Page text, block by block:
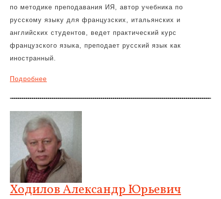
по методике преподавания ИЯ, автор учебника по
русскому языку для французских, итальянских и
английских студентов, ведет практический курс
французского языка, преподает русский язык как
иностранный.
Подробнее
Ходилов Александр Юрьевич